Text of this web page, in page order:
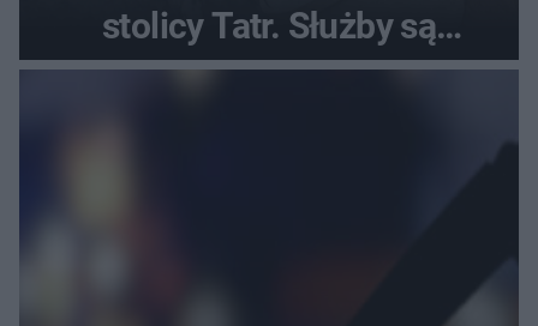
stolicy Tatr. Służby są
bezradne